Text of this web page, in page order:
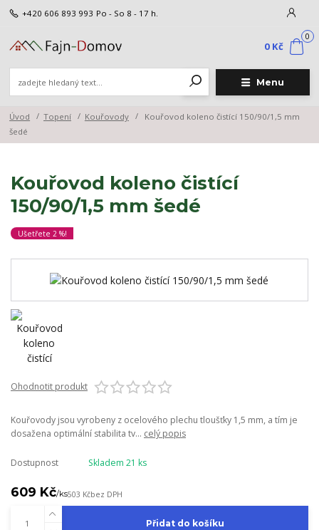
Menu
+420 606 893 993 Po - So 8 - 17 h.
0
0 Kč
Úvod Topení Kouřovody
Kouřovod koleno čistící 150/90/1,5 mm
šedé
Kouřovod koleno čistící
150/90/1,5 mm šedé
Ušetřete 2 %!
Ohodnotit produkt
Kouřovody jsou vyrobeny z ocelového plechu tloušťky 1,5 mm, a tím je
dosažena optimální stabilita tv... celý popis
Dostupnost Skladem 21 ks
609 Kč/ks503 Kčbez DPH
Přidat do košíku